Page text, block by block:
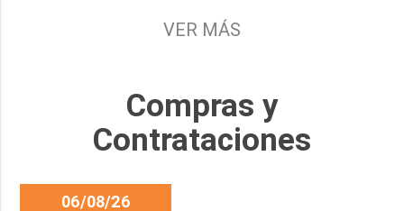
Provincia y del Servicio Penitenciario.
VER MÁS
Compras y
Contrataciones
06/08/26